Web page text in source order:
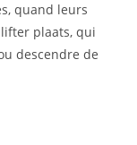
quand leurs
plaats, qui
descendre de